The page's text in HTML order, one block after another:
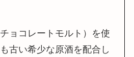
ョコレートモルト）を使
古い希少な原酒を配合し